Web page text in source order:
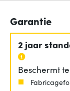
Garantie
2 jaar
Beschermt